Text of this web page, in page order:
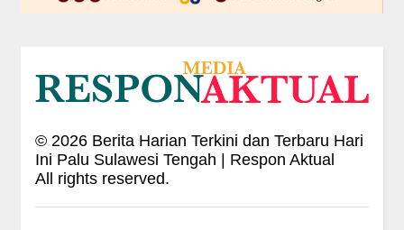
© 2026Berita Harian Terkini dan Terbaru Hari
Ini Palu Sulawesi Tengah | Respon Aktual
All rights reserved.